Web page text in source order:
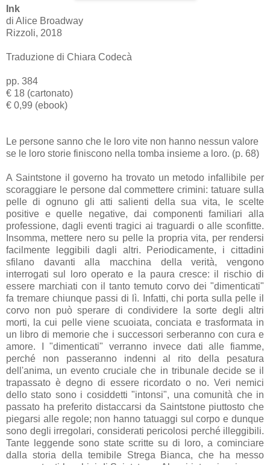
Ink
di Alice Broadway
Rizzoli, 2018
Traduzione di Chiara Codecà
pp. 384
€ 18 (cartonato)
€ 0,99 (ebook)
Le persone sanno che le loro vite non hanno nessun valore
se le loro storie finiscono nella tomba insieme a loro. (p. 68)
A Saintstone il governo ha trovato un metodo infallibile per
scoraggiare le persone dal commettere crimini: tatuare sulla
pelle di ognuno gli atti salienti della sua vita, le scelte
positive e quelle negative, dai componenti familiari alla
professione, dagli eventi tragici ai traguardi o alle sconfitte.
Insomma, mettere nero su pelle la propria vita, per rendersi
facilmente leggibili dagli altri. Periodicamente, i cittadini
sfilano davanti alla macchina della verità, vengono
interrogati sul loro operato e la paura cresce: il rischio di
essere marchiati con il tanto temuto corvo dei "dimenticati"
fa tremare chiunque passi di lì. Infatti, chi porta sulla pelle il
corvo non può sperare di condividere la sorte degli altri
morti, la cui pelle viene scuoiata, conciata e trasformata in
un libro di memorie che i successori serberanno con cura e
amore. I "dimenticati" verranno invece dati alle fiamme,
perché non passeranno indenni al rito della pesatura
dell'anima, un evento cruciale che in tribunale decide se il
trapassato è degno di essere ricordato o no. Veri nemici
dello stato sono i cosiddetti "intonsi", una comunità che in
passato ha preferito distaccarsi da Saintstone piuttosto che
piegarsi alle regole; non hanno tatuaggi sul corpo e dunque
sono degli irregolari, considerati pericolosi perché illeggibili.
Tante leggende sono state scritte su di loro, a cominciare
dalla storia della temibile Strega Bianca, che ha messo